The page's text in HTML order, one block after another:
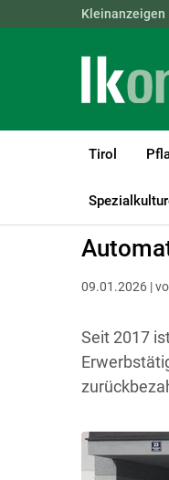
Kleinanzeigen
Tirol
LK Tirol Recht
09.01.2026 |
Seit 2017